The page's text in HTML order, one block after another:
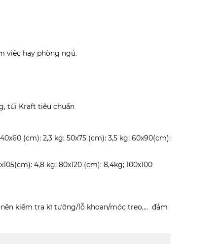
việc hay phòng ngủ.
túi Kraft tiêu chuẩn
(cm): 2,3 kg; 50x75 (cm): 3,5 kg; 60x90(cm):
4,8 kg; 80x120 (cm): 8,4kg; 100x100
kiểm tra kĩ tường/lỗ khoan/móc treo,... đảm